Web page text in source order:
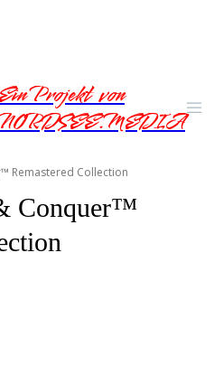
Projekt von
Remastered Collection
Conquer™